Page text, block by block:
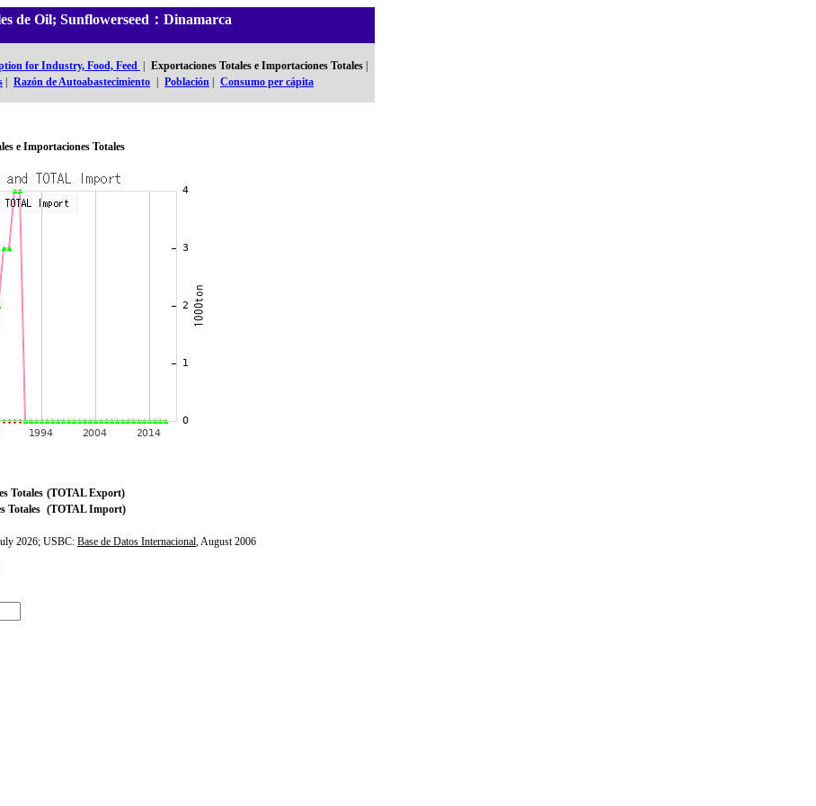
de Oil; Sunflowerseed：Dinamarca
for Industry, Food, Feed Exportaciones Totales e Importaciones Totales
Razón de Autoabastecimiento Población Consumo per cápita
e Importaciones Totales
Totales (TOTAL Export)
Totales (TOTAL Import)
2026; USBC: Base de Datos Internacional, August 2006